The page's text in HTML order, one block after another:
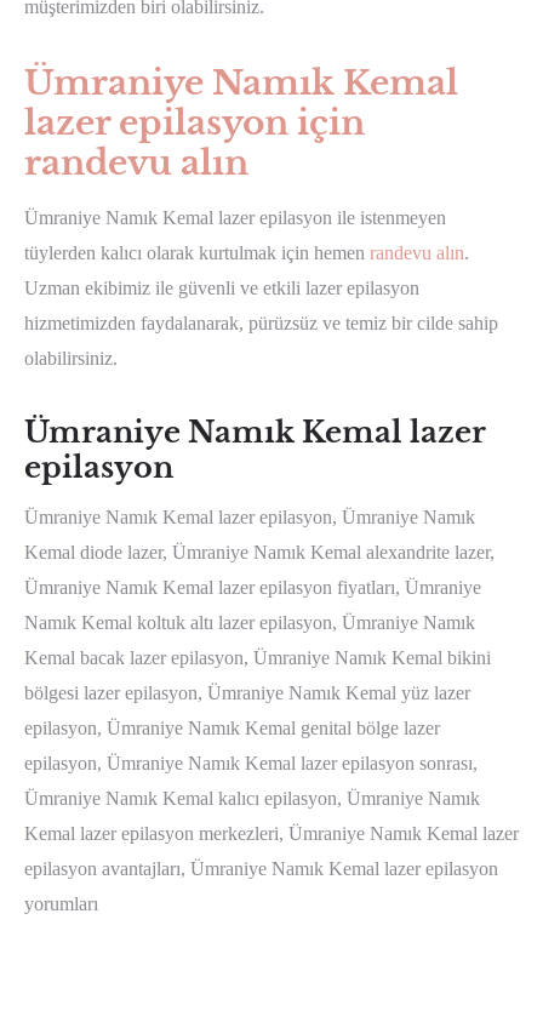
müşterimizden biri olabilirsiniz.
Ümraniye Namık Kemal
lazer epilasyon için
randevu alın
Ümraniye Namık Kemal lazer epilasyon ile istenmeyen
tüylerden kalıcı olarak kurtulmak için hemen randevu alın.
Uzman ekibimiz ile güvenli ve etkili lazer epilasyon
hizmetimizden faydalanarak, pürüzsüz ve temiz bir cilde sahip
olabilirsiniz.
Ümraniye Namık Kemal lazer
epilasyon
Ümraniye Namık Kemal lazer epilasyon, Ümraniye Namık
Kemal diode lazer, Ümraniye Namık Kemal alexandrite lazer,
Ümraniye Namık Kemal lazer epilasyon fiyatları, Ümraniye
Namık Kemal koltuk altı lazer epilasyon, Ümraniye Namık
Kemal bacak lazer epilasyon, Ümraniye Namık Kemal bikini
bölgesi lazer epilasyon, Ümraniye Namık Kemal yüz lazer
epilasyon, Ümraniye Namık Kemal genital bölge lazer
epilasyon, Ümraniye Namık Kemal lazer epilasyon sonrası,
Ümraniye Namık Kemal kalıcı epilasyon, Ümraniye Namık
Kemal lazer epilasyon merkezleri, Ümraniye Namık Kemal lazer
epilasyon avantajları, Ümraniye Namık Kemal lazer epilasyon
yorumları